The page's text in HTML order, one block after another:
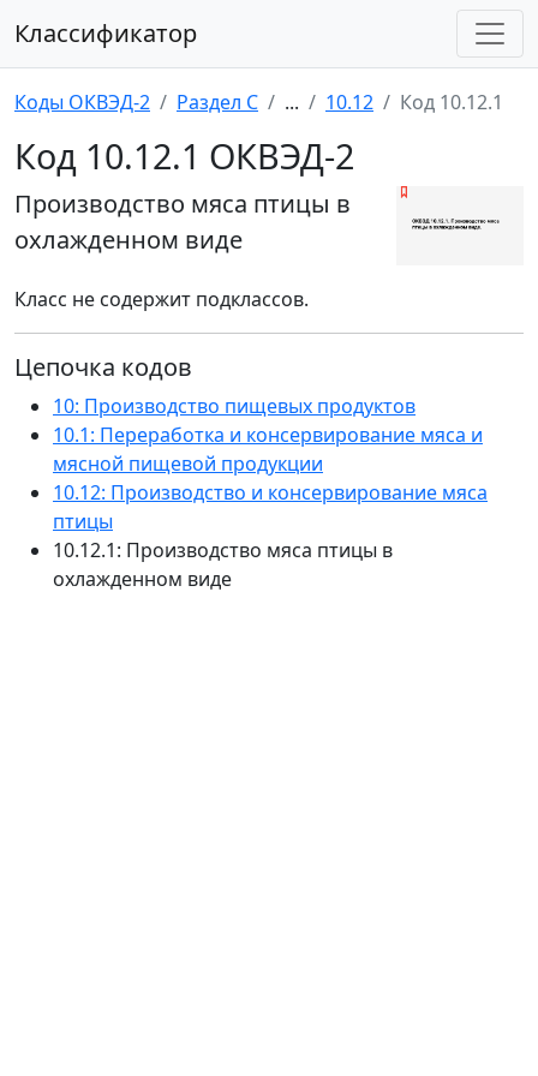
Классификатор
Коды ОКВЭД-2 Раздел C ... 10.12 Код 10.12.1
Код 10.12.1 ОКВЭД-2
Производство мяса птицы в
охлажденном виде
Класс не содержит подклассов.
Цепочка кодов
10: Производство пищевых продуктов
10.1: Переработка и консервирование мяса и
мясной пищевой продукции
10.12: Производство и консервирование мяса
птицы
10.12.1: Производство мяса птицы в
охлажденном виде